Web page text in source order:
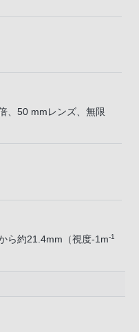
、50 mmレンズ、無限
ら約21.4mm（視度-1m-1